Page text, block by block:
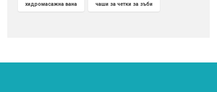
хидромасажна вана чаши за четки за зъби